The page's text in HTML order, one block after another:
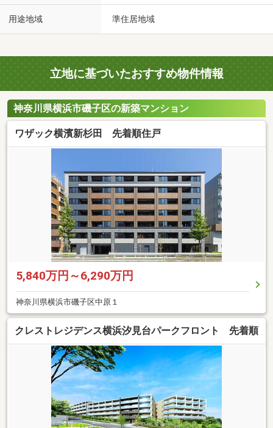
用途地域 準住居地域
立地に基づいたおすすめ物件情報
神奈川県横浜市磯子区の新築マンション
ワザック横濱新杉田 先着順住戸
5,840万円～6,290万円
神奈川県横浜市磯子区中原１
クレストレジデンス横浜汐見台パークフロント 先着順